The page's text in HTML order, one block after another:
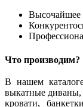
Высочайшее
Что производим?
В нашем
выкатные диваны,
кровати,